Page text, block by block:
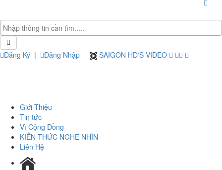
Đăng Ký | Đăng Nhập SAIGON HD'S VIDEO
Giới Thiệu
Tin tức
Vì Cộng Đồng
KIẾN THỨC NGHE NHÌN
Liên Hệ